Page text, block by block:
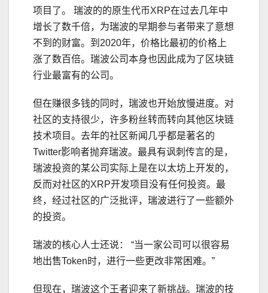
项目了。 瑞波的的原生代币XRP在过去几年中
增长了数千倍，为瑞波的早期参与者带来了意想
不到的财富。到2020年，价格比最初的价格上
涨了数百倍。瑞波公司本身也因此成为了区块链
行业最富有的公司。
但在赚很多钱的同时，瑞波也开始放慢进度。对
社区的支持很少，许多粉丝转而转向其他区块链
技术项目。去年的社区新闻几乎都是著名的
Twitter影响者抛弃瑞波。最具有讽刺传言的是，
瑞波投资的某公司实际上是在以太坊上开发的，
反而对社区的XRP开发项目没有任何投资。最
终，经过社区的广泛批评，瑞波进行了一些额外
的投资。
瑞波的核心人士还说： “当一家公司可以很容易
地出售Token时，进行一些更改非常困难。”
但现在，瑞波这个王者迎来了新挑战。瑞波的技